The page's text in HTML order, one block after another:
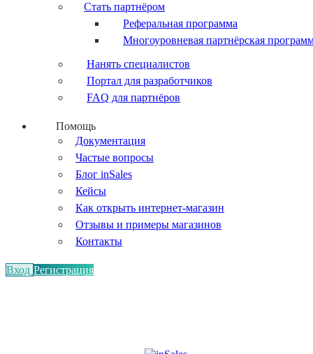
Стать партнёром
Реферальная программа
Многоуровневая партнёрская
Нанять специалистов
Портал для разработчиков
FAQ для партнёров
Помощь
Документация
Частые вопросы
Блог inSales
Кейсы
Как открыть интернет-магазин
Отзывы и примеры магазинов
Контакты
Вход Регистрация